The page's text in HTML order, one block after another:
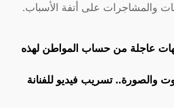
والمشاجرات على أتفة الأسباب.
عاجلة من حساب المواطن لهذه
والصورة.. تسريب فيديو للفنانة